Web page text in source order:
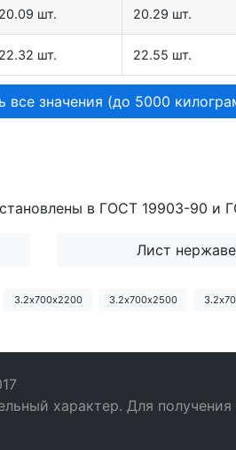
20.09 шт. 20.29 шт.
22.32 шт. 22.55 шт.
все значения (до 5000
в ГОСТ 19903-90 и
Лист
3.2х700х2200 3.2х700х2500
характер. Для